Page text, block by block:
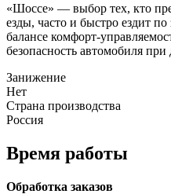
«Шоссе» — выбор тех, кто
езды, часто и быстро ездит
балансе комфорт-
безопасность автомобиля
Занижение
Нет
Страна производства
Россия
Время работы
Обработка заказов